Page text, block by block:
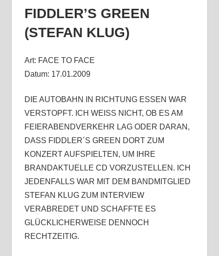
FIDDLER’S GREEN
(STEFAN KLUG)
Art: FACE TO FACE
Datum: 17.01.2009
DIE AUTOBAHN IN RICHTUNG ESSEN WAR
VERSTOPFT. ICH WEISS NICHT, OB ES AM
FEIERABENDVERKEHR LAG ODER DARAN,
DASS FIDDLER´S GREEN DORT ZUM
KONZERT AUFSPIELTEN, UM IHRE
BRANDAKTUELLE CD VORZUSTELLEN. ICH
JEDENFALLS WAR MIT DEM BANDMITGLIED
STEFAN KLUG ZUM INTERVIEW
VERABREDET UND SCHAFFTE ES
GLÜCKLICHERWEISE DENNOCH
RECHTZEITIG.